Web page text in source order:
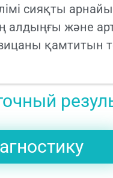
сияқты
және
қамтитын